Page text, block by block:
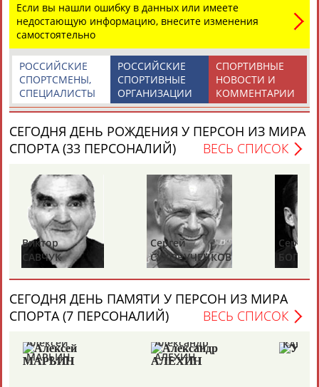
Если вы нашли ошибку в данных или имеете
недостающую информацию, внесите изменения
самостоятельно
СПОРТИВНЫЕ
НОВОСТИ И
КОММЕНТАРИИ
РОССИЙСКИЕ
СПОРТИВНЫЕ
ОРГАНИЗАЦИИ
РОССИЙСКИЕ
СПОРТСМЕНЫ,
СПЕЦИАЛИСТЫ
СЕГОДНЯ ДЕНЬ РОЖДЕНИЯ У ПЕРСОН ИЗ МИРА
СПОРТА (33 ПЕРСОНАЛИЙ)
ВЕСЬ СПИСОК
Сергей
СУХОРУЧЕНКОВ
Сергей
БОГДАНЧИКОВ
СЕГОДНЯ ДЕНЬ ПАМЯТИ У ПЕРСОН ИЗ МИРА
СПОРТА (7 ПЕРСОНАЛИЙ)
ВЕСЬ СПИСОК
Александр
АЛЕХИН
КАЯК